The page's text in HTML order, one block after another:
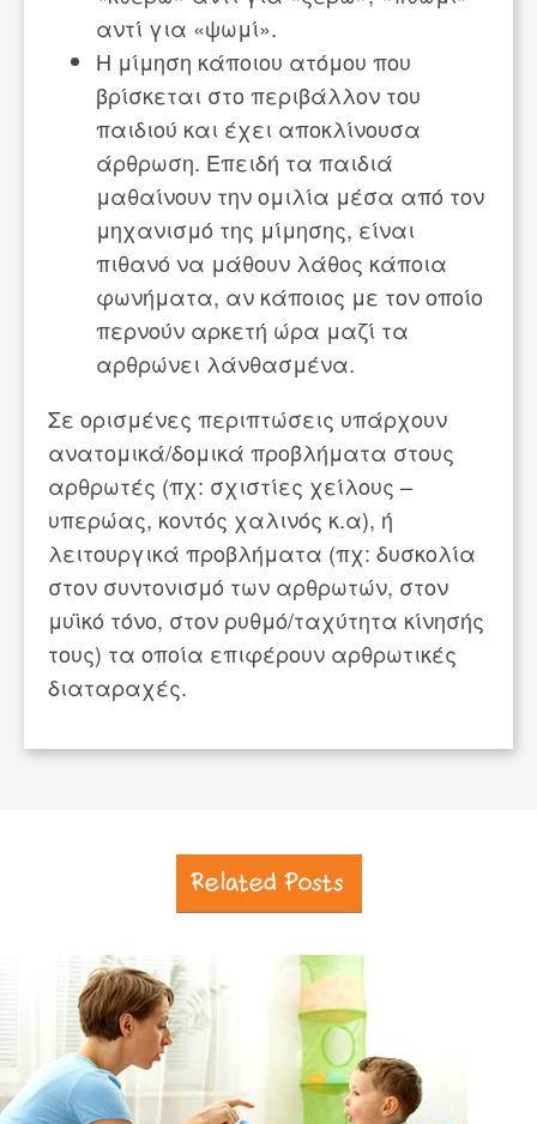
αντί για «ψωμί».
Η μίμηση κάποιου ατόμου που
βρίσκεται στο περιβάλλον του
παιδιού και έχει αποκλίνουσα
άρθρωση. Επειδή τα παιδιά
μαθαίνουν την ομιλία μέσα από τον
μηχανισμό της μίμησης, είναι
πιθανό να μάθουν λάθος κάποια
φωνήματα, αν κάποιος με τον οποίο
περνούν αρκετή ώρα μαζί τα
αρθρώνει λάνθασμένα.
Σε ορισμένες περιπτώσεις υπάρχουν
ανατομικά/δομικά προβλήματα στους
αρθρωτές (πχ: σχιστίες χείλους –
υπερώας, κοντός χαλινός κ.α), ή
λειτουργικά προβλήματα (πχ: δυσκολία
στον συντονισμό των αρθρωτών, στον
μυϊκό τόνο, στον ρυθμό/ταχύτητα κίνησής
τους) τα οποία επιφέρουν αρθρωτικές
διαταραχές.
Related Posts